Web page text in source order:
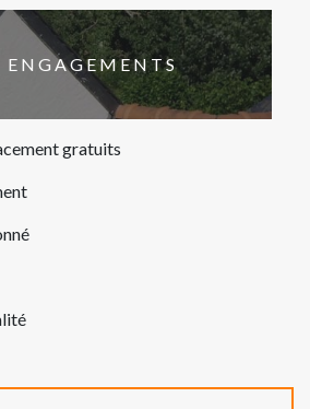
ENGAGEMENTS
gratuits